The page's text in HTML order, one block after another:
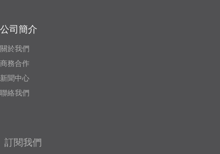
公司簡介
關於我們
商務合作
新聞中心
聯絡我們
訂閱我們